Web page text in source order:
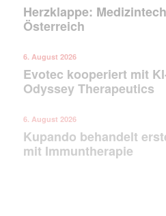
Mit dem
jede Woche
Mail
(erforderlich)
Herzklappe:
Österreich
6. August 2026
Evotec kooperiert mit
Odyssey Therapeutics
6. August 2026
Kupando behandelt
mit Immuntherapie